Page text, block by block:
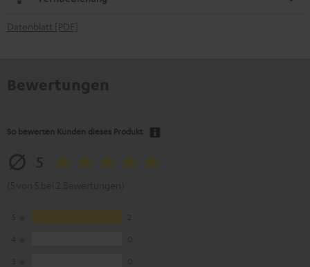
Datenblatt [PDF]
So bewerten Kunden dieses Produkt